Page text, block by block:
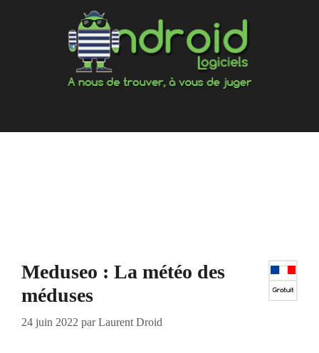
Meduseo : La météo des
méduses
24 juin 2022 parLaurent Droid